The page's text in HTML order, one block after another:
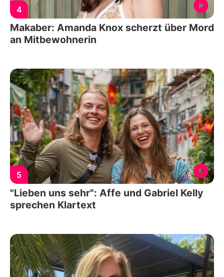
4
Makaber: Amanda Knox scherzt über Mord
an Mitbewohnerin
5
"Lieben uns sehr": Affe und Gabriel Kelly
sprechen Klartext